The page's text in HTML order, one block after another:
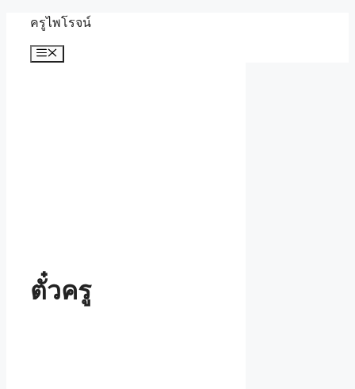
content
ครูไพโรจน์
Menu
ตั๋วครู